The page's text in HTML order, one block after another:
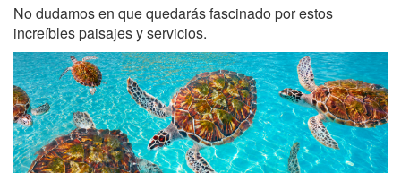
No dudamos en que quedarás fascinado por estos
increíbles paisajes y servicios.